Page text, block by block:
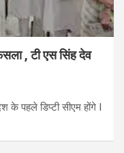
, टी एस सिंह देव
के पहले डिप्टी सीएम होंगे I